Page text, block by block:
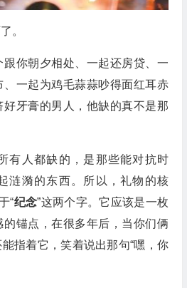
。
你朝夕相处、一起还房贷、一
、一起为鸡毛蒜蒜吵得面红耳赤
好牙膏的男人，他缺的真不是那
有人都缺的，是那些能对抗时
涟漪的东西。所以，礼物的核
“纪念”这两个字。它应该是一枚
锚点，在很多年后，当你们俩
指着它，笑着说出那句“嘿，你